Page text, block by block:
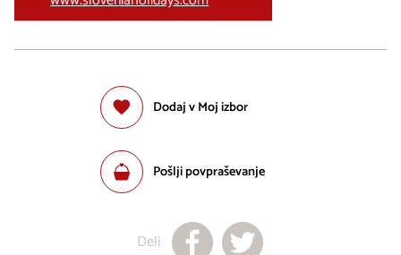
Dodaj v Moj izbor
Pošlji povpraševanje
Deli